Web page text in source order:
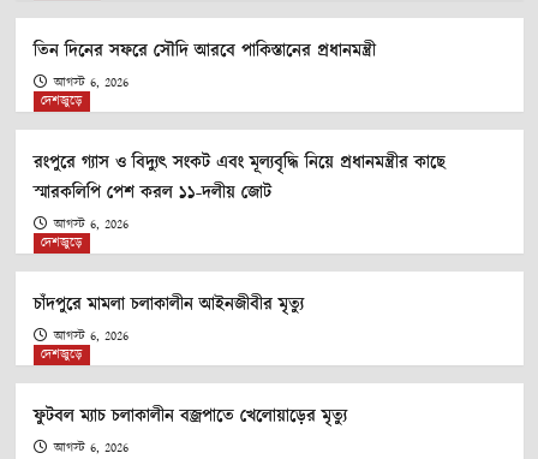
5
মিলিয়ন ডলারের প্রস্তাব সত্ত্বেও সৌদি ক্লাবকে
অপেক্ষায় রাখলেন দেশাম্পস
2
তিন দিনের সফরে সৌদি আরবে পাকিস্তানের
প্রধানমন্ত্রী
রংপুরে গ্যাস ও বিদ্যুৎ সংকট এবং মূল্যবৃদ্ধি নিয়ে
প্রধানমন্ত্রীর কাছে স্মারকলিপি পেশ করল ১১-দলীয়
তিন দিনের সফরে সৌদি আরবে পাকিস্তানের প্রধানমন্ত্রী
আগস্ট 6, 2026
দেশজুড়ে
রংপুরে গ্যাস ও বিদ্যুৎ সংকট এবং মূল্যবৃদ্ধি নিয়ে প্রধানমন্ত্রীর কাছে
স্মারকলিপি পেশ করল ১১-দলীয় জোট
আগস্ট 6, 2026
দেশজুড়ে
চাঁদপুরে মামলা চলাকালীন আইনজীবীর মৃত্যু
আগস্ট 6, 2026
দেশজুড়ে
ফুটবল ম্যাচ চলাকালীন বজ্রপাতে খেলোয়াড়ের মৃত্যু
আগস্ট 6, 2026